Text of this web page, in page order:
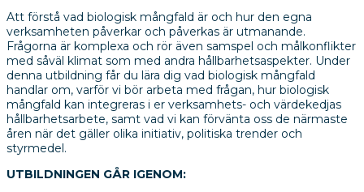
Att förstå vad biologisk mångfald är och hur den egna
verksamheten påverkar och påverkas är utmanande.
Frågorna är komplexa och rör även samspel och målkonflikter
med såväl klimat som med andra hållbarhetsaspekter. Under
denna utbildning får du lära dig vad biologisk mångfald
handlar om, varför vi bör arbeta med frågan, hur biologisk
mångfald kan integreras i er verksamhets- och värdekedjas
hållbarhetsarbete, samt vad vi kan förvänta oss de närmaste
åren när det gäller olika initiativ, politiska trender och
styrmedel.
UTBILDNINGEN GÅR IGENOM: